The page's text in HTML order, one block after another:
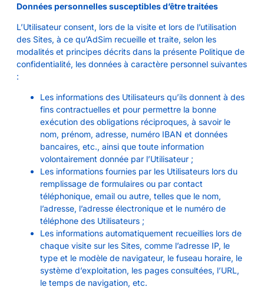
Données personnelles susceptibles d’être traitées
L’Utilisateur consent, lors de la visite et lors de l’utilisation
des Sites, à ce qu’AdSim recueille et traite, selon les
modalités et principes décrits dans la présente Politique de
confidentialité, les données à caractère personnel suivantes
:
Les informations des Utilisateurs qu’ils donnent à des
fins contractuelles et pour permettre la bonne
exécution des obligations réciproques, à savoir le
nom, prénom, adresse, numéro IBAN et données
bancaires, etc., ainsi que toute information
volontairement donnée par l’Utilisateur ;
Les informations fournies par les Utilisateurs lors du
remplissage de formulaires ou par contact
téléphonique, email ou autre, telles que le nom,
l’adresse, l’adresse électronique et le numéro de
téléphone des Utilisateurs ;
Les informations automatiquement recueillies lors de
chaque visite sur les Sites, comme l’adresse IP, le
type et le modèle de navigateur, le fuseau horaire, le
système d’exploitation, les pages consultées, l’URL,
le temps de navigation, etc.